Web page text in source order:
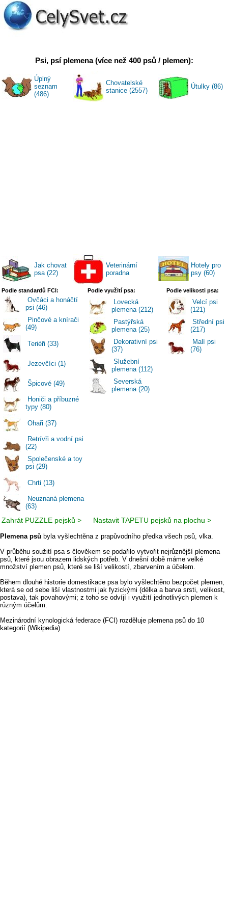
Psi, psí plemena (více než 400 psů / plemen):
Úplný
seznam
(486)
Chovatelské
stanice (2557)
Útulky (86)
Jak chovat
psa (22)
Veterinární
poradna
Hotely pro
psy (60)
Podle standardů FCI:
Ovčáci a honáčtí
psi (46)
Pinčové a knírači
(49)
Teriéři (33)
Jezevčíci (1)
Špicové (49)
Honiči a příbuzné
typy (80)
Ohaři (37)
Retrívři a vodní psi
(22)
Společenské a toy
psi (29)
Chrti (13)
Neuznaná plemena
(63)
Podle využití psa:
Lovecká
plemena (212)
Pastýřská
plemena (25)
Dekorativní psi
(37)
Služební
plemena (112)
Severská
plemena (20)
Podle velikosti psa:
Velcí psi
(121)
Střední psi
(217)
Malí psi
(76)
Zahrát PUZZLE pejsků > Nastavit TAPETU pejsků na plochu >
Plemena psů byla vyšlechtěna z prapůvodního předka všech psů, vlka.
V průběhu soužití psa s člověkem se podařilo vytvořit nejrůznější plemena
psů, které jsou obrazem lidských potřeb. V dnešní době máme velké
množství plemen psů, které se liší velikostí, zbarvením a účelem.
Během dlouhé historie domestikace psa bylo vyšlechtěno bezpočet plemen,
která se od sebe liší vlastnostmi jak fyzickými (délka a barva srsti, velikost,
postava), tak povahovými; z toho se odvíjí i využití jednotlivých plemen k
různým účelům.
Mezinárodní kynologická federace (FCI) rozděluje plemena psů do 10
kategorií (Wikipedia)